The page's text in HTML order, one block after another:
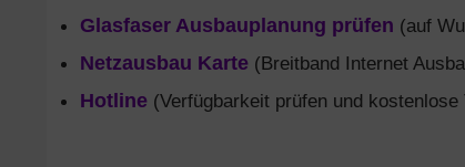
Glasfaser Ausbauplanung prüfen (auf
Netzausbau Karte (Breitband Internet
Hotline (Verfügbarkeit prüfen und kostenlose